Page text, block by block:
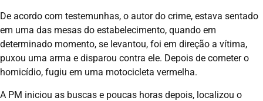
De acordo com testemunhas, o autor do crime, estava sentado
em uma das mesas do estabelecimento, quando em
determinado momento, se levantou, foi em direção a vítima,
puxou uma arma e disparou contra ele. Depois de cometer o
homicídio, fugiu em uma motocicleta vermelha.
A PM iniciou as buscas e poucas horas depois, localizou o